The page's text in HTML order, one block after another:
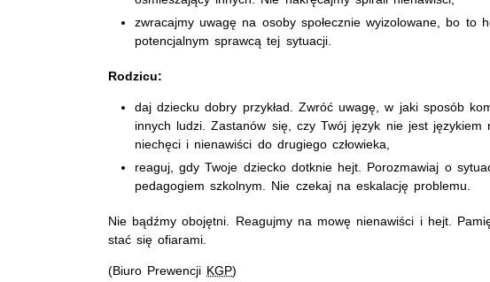
zwracajmy uwagę na osoby społecznie wyizolowane, bo to
potencjalnym sprawcą tej sytuacji.
Rodzicu:
daj dziecku dobry przykład. Zwróć uwagę, w jaki sposób
innych ludzi. Zastanów się, czy Twój język nie jest
niechęci i nienawiści do drugiego człowieka,
reaguj, gdy Twoje dziecko dotknie hejt. Porozmawiaj o
pedagogiem szkolnym. Nie czekaj na eskalację problemu.
Nie bądźmy obojętni. Reagujmy na mowę nienawiści i hejt.
stać się ofiarami.
(Biuro Prewencji KGP)